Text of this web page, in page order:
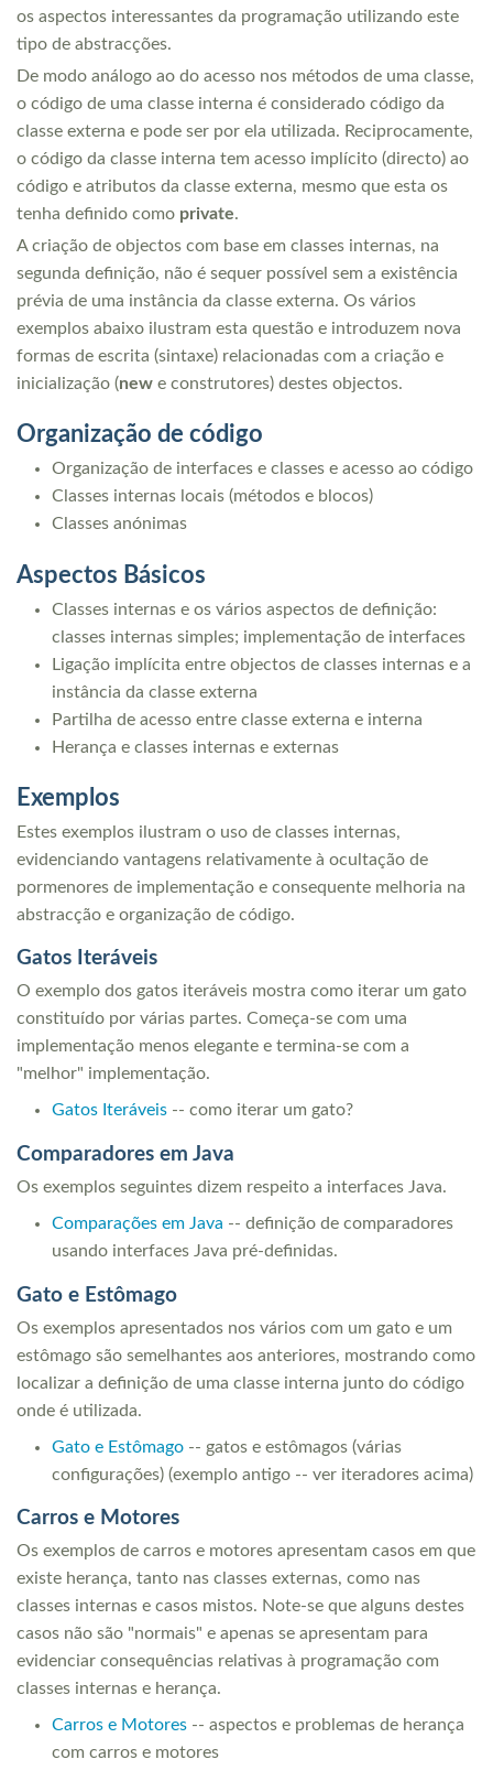
os aspectos interessantes da programação utilizando este
tipo de abstracções.
De modo análogo ao do acesso nos métodos de uma classe,
o código de uma classe interna é considerado código da
classe externa e pode ser por ela utilizada. Reciprocamente,
o código da classe interna tem acesso implícito (directo) ao
código e atributos da classe externa, mesmo que esta os
tenha definido como private.
A criação de objectos com base em classes internas, na
segunda definição, não é sequer possível sem a existência
prévia de uma instância da classe externa. Os vários
exemplos abaixo ilustram esta questão e introduzem nova
formas de escrita (sintaxe) relacionadas com a criação e
inicialização (new e construtores) destes objectos.
Organização de código
Organização de interfaces e classes e acesso ao código
Classes internas locais (métodos e blocos)
Classes anónimas
Aspectos Básicos
Classes internas e os vários aspectos de definição:
classes internas simples; implementação de interfaces
Ligação implícita entre objectos de classes internas e a
instância da classe externa
Partilha de acesso entre classe externa e interna
Herança e classes internas e externas
Exemplos
Estes exemplos ilustram o uso de classes internas,
evidenciando vantagens relativamente à ocultação de
pormenores de implementação e consequente melhoria na
abstracção e organização de código.
Gatos Iteráveis
O exemplo dos gatos iteráveis mostra como iterar um gato
constituído por várias partes. Começa-se com uma
implementação menos elegante e termina-se com a
"melhor" implementação.
Gatos Iteráveis -- como iterar um gato?
Comparadores em Java
Os exemplos seguintes dizem respeito a interfaces Java.
Comparações em Java -- definição de comparadores
usando interfaces Java pré-definidas.
Gato e Estômago
Os exemplos apresentados nos vários com um gato e um
estômago são semelhantes aos anteriores, mostrando como
localizar a definição de uma classe interna junto do código
onde é utilizada.
Gato e Estômago -- gatos e estômagos (várias
configurações) (exemplo antigo -- ver iteradores acima)
Carros e Motores
Os exemplos de carros e motores apresentam casos em que
existe herança, tanto nas classes externas, como nas
classes internas e casos mistos. Note-se que alguns destes
casos não são "normais" e apenas se apresentam para
evidenciar consequências relativas à programação com
classes internas e herança.
Carros e Motores -- aspectos e problemas de herança
com carros e motores